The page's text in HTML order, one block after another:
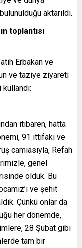
aktarıldı.
toplantısı
Erbakan ve
ve taziye ziyareti
itibaren, hatta
91 ittifakı ve
camiasıyla, Refah
genel
olduk. Bu
ve şehit
Çünkü onlar da
her dönemde,
28 Şubat gibi
tam bir